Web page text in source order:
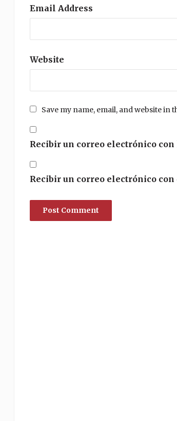
Email Address
Website
Save my name, email, and website
Recibir un correo electrónico
Recibir un correo electrónico con